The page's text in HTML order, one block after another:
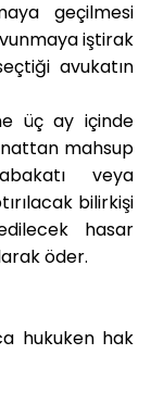
geçilmesi
iştirak
avukatın
üç ay içinde
mahsup
veya
bilirkişi
hasar
öder.
hukuken hak